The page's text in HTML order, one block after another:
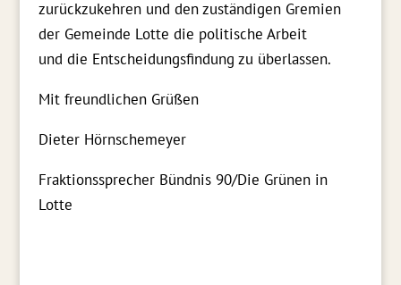
zurückzukehren und denzuständigen Gremien
der Gemeinde Lotte die politische Arbeit
und die Entscheidungsfindung zu überlassen.
Mit freundlichen Grüßen
Dieter Hörnschemeyer
Fraktionssprecher Bündnis 90/Die Grünen in
Lotte